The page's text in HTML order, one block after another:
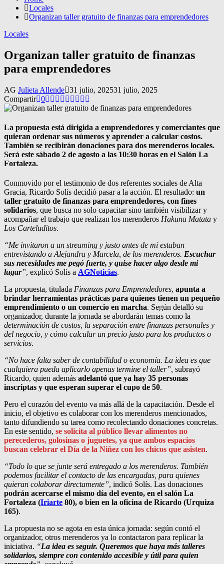
Locales
Organizan taller gratuito de finanzas para emprendedores
Locales
Organizan taller gratuito de finanzas
para emprendedores
AG Julieta Allende 31 julio, 202531 julio, 2025
Compartir 0
La propuesta está dirigida a emprendedores y comerciantes que
quieran ordenar sus números y aprender a calcular costos.
También se recibirán donaciones para dos merenderos locales.
Será este sábado 2 de agosto a las 10:30 horas en el Salón La
Fortaleza.
Conmovido por el testimonio de dos referentes sociales de Alta
Gracia, Ricardo Solís decidió pasar a la acción. El resultado: un
taller gratuito de finanzas para emprendedores, con fines
solidarios, que busca no solo capacitar sino también visibilizar y
acompañar el trabajo que realizan los merenderos Hakuna Matata y
Los Carteluditos.
“Me invitaron a un streaming y justo antes de mí estaban
entrevistando a Alejandra y Marcela, de los merenderos. Escuchar
sus necesidades me pegó fuerte, y quise hacer algo desde mi
lugar”, explicó Solís a AGNoticias.
La propuesta, titulada Finanzas para Emprendedores, apunta a
brindar herramientas prácticas para quienes tienen un pequeño
emprendimiento o un comercio en marcha. Según detalló su
organizador, durante la jornada se abordarán temas como la
determinación de costos, la separación entre finanzas personales y
del negocio, y cómo calcular un precio justo para los productos o
servicios.
“No hace falta saber de contabilidad o economía. La idea es que
cualquiera pueda aplicarlo apenas termine el taller”, subrayó
Ricardo, quien además adelantó que ya hay 35 personas
inscriptas y que esperan superar el cupo de 50.
Pero el corazón del evento va más allá de la capacitación. Desde el
inicio, el objetivo es colaborar con los merenderos mencionados,
tanto difundiendo su tarea como recolectando donaciones concretas.
En este sentido, se solicita al público llevar alimentos no
perecederos, golosinas o juguetes, ya que ambos espacios
buscan celebrar el Día de la Niñez con los chicos que asisten.
“Todo lo que se junte será entregado a los merenderos. También
podemos facilitar el contacto de las encargadas, para quienes
quieran colaborar directamente”, indicó Solís. Las donaciones
podrán acercarse el mismo día del evento, en el salón La
Fortaleza (Iriarte 80), o bien en la oficina de Ricardo (Urquiza
165).
La propuesta no se agota en esta única jornada: según contó el
organizador, otros merenderos ya lo contactaron para replicar la
iniciativa. “La idea es seguir. Queremos que haya más talleres
solidarios, siempre con contenido accesible y útil para quien